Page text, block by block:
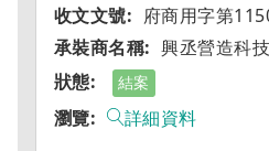
府商用字第
興丞營造科
結案
詳細資料